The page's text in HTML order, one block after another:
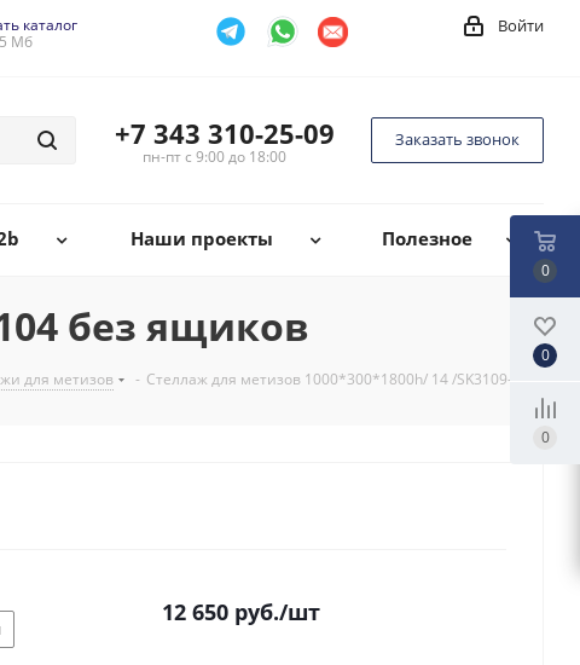
каталог
Мб
Войти
+7 343 310-25-09
пн-пт с 9:00 до 18:00
Заказать звонок
Наши проекты Полезное
без ящиков
для метизов - Стеллаж для метизов 1000*300*1800h/ 14 /SK3109-104
12 650 руб./шт
0
0
0